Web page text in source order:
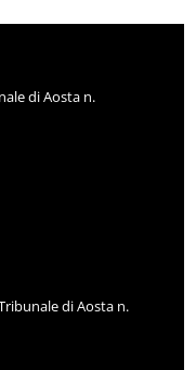
di Aosta n.
di Aosta n.